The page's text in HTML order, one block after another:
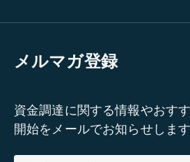
メルマガ登録
資金調達に関する情報やおす
開始をメールでお知らせします